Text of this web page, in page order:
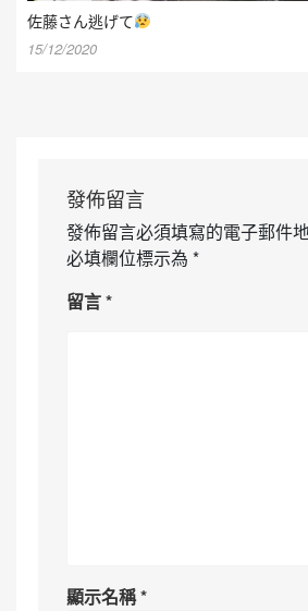
佐藤さん逃げて
15/12/2020
發佈留言
發佈留言必須填寫的電子郵件
必填欄位標示為 *
留言*
顯示名稱*